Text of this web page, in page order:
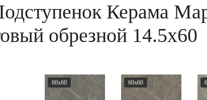
Керама
обрезной 14.5x60
60x60 60x60